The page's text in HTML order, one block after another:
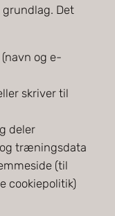
Det
og e-
skriver til
deler
træningsdata
(til
cookiepolitik)